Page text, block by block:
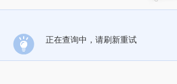
正在查询中，请刷新重试